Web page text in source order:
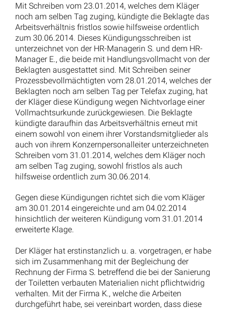
Mit Schreiben vom 23.01.2014, welches dem Kläger
noch am selben Tag zuging, kündigte die Beklagte das
Arbeitsverhältnis fristlos sowie hilfsweise ordentlich
zum 30.06.2014. Dieses Kündigungsschreiben ist
unterzeichnet von der HR-Managerin S. und dem HR-
Manager E., die beide mit Handlungsvollmacht von der
Beklagten ausgestattet sind. Mit Schreiben seiner
Prozessbevollmächtigten vom 28.01.2014, welches der
Beklagten noch am selben Tag per Telefax zuging, hat
der Kläger diese Kündigung wegen Nichtvorlage einer
Vollmachtsurkunde zurückgewiesen. Die Beklagte
kündigte daraufhin das Arbeitsverhältnis erneut mit
einem sowohl von einem ihrer Vorstandsmitglieder als
auch von ihrem Konzernpersonalleiter unterzeichneten
Schreiben vom 31.01.2014, welches dem Kläger noch
am selben Tag zuging, sowohl fristlos als auch
hilfsweise ordentlich zum 30.06.2014.
Gegen diese Kündigungen richtet sich die vom Kläger
am 30.01.2014 eingereichte und am 04.02.2014
hinsichtlich der weiteren Kündigung vom 31.01.2014
erweiterte Klage.
Der Kläger hat erstinstanzlich u. a. vorgetragen, er habe
sich im Zusammenhang mit der Begleichung der
Rechnung der Firma S. betreffend die bei der Sanierung
der Toiletten verbauten Materialien nicht pflichtwidrig
verhalten. Mit der Firma K., welche die Arbeiten
durchgeführt habe, sei vereinbart worden, dass diese